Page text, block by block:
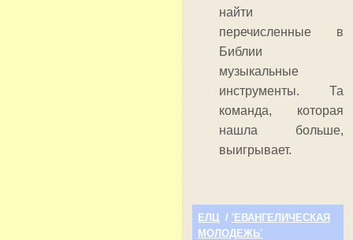
найти
перечисленные в
Библии
музыкальные
инструменты. Та
команда, которая
нашла больше,
выигрывает.
ЕЛЦ / 'ЕВАНГЕЛИЧЕСКАЯ
МОЛОДЕЖЬ'